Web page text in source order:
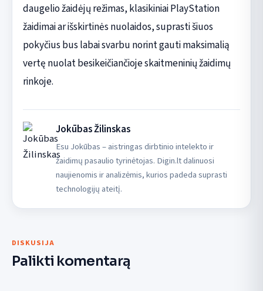
daugelio žaidėjų režimas, klasikiniai PlayStation
žaidimai ar išskirtinės nuolaidos, suprasti šiuos
pokyčius bus labai svarbu norint gauti maksimalią
vertę nuolat besikeičiančioje skaitmeninių žaidimų
rinkoje.
Jokūbas Žilinskas
Esu Jokūbas – aistringas dirbtinio intelekto ir
žaidimų pasaulio tyrinėtojas. Digin.lt dalinuosi
naujienomis ir analizėmis, kurios padeda suprasti
technologijų ateitį.
DISKUSIJA
Palikti komentarą